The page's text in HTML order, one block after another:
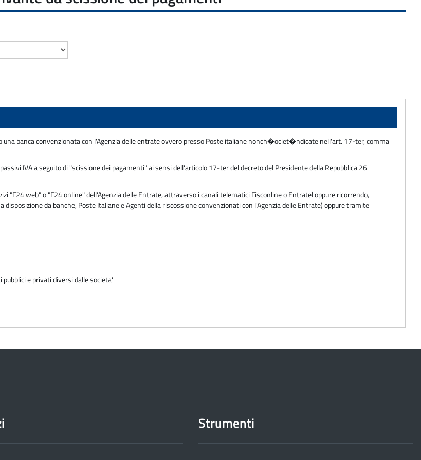
banca convenzionata con l'Agenzia delle entrate ovvero presso Poste italiane nonch�ociet�ndicate nell'art. 17-ter, comma
IVA a seguito di "scissione dei pagamenti" ai sensi dell'articolo 17-ter del decreto del Presidente della Repubblica 26
web" o "F24 online" dell'Agenzia delle Entrate, attraverso i canali telematici Fisconline o Entratel oppure ricorrendo,
da banche, Poste Italiane e Agenti della riscossione convenzionati con l'Agenzia delle Entrate) oppure tramite
pubblici e privati diversi dalle societa'
Strumenti